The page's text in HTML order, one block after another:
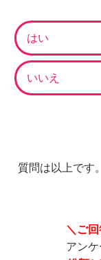
はい
いいえ
質問は以上です。
＼ご
アン